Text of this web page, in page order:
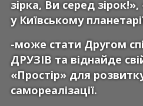
зірка, Ви серед
у Київському
-може стати Другом
ДРУЗІВ та віднайде
«Простір» для
самореалізації.